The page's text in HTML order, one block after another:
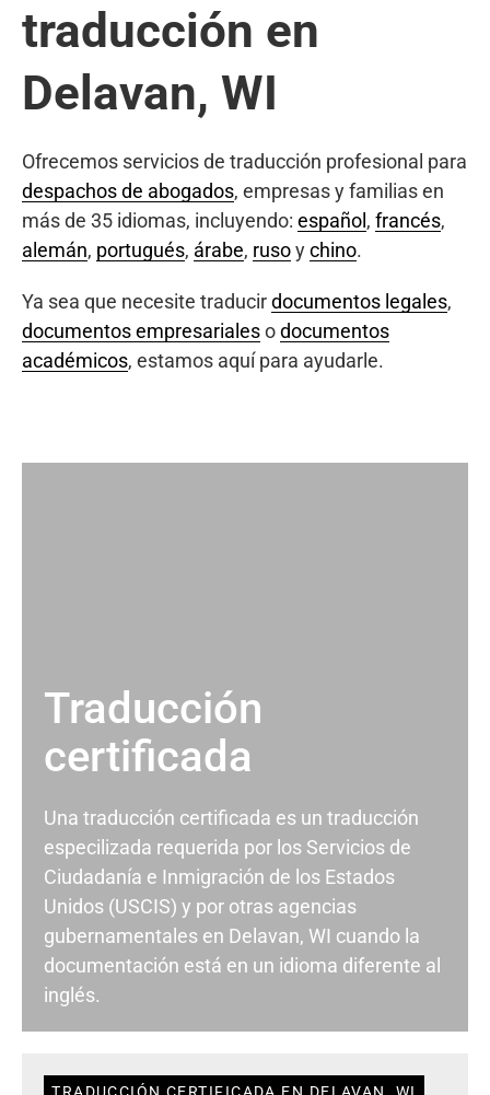
traducción en
Delavan, WI
Ofrecemos servicios de traducción profesional para
despachos de abogados, empresas y familias en
más de 35 idiomas, incluyendo: español , francés,
alemán, portugués, árabe, rusoychino.
Ya sea que necesite traducirdocumentos legales,
documentos empresarialesodocumentos
académicos, estamos aquí para ayudarle.
Traducción
certificada
Una traducción certificada es un traducción
especilizada requerida por los Servicios de
Ciudadanía e Inmigración de los Estados
Unidos (USCIS) y por otras agencias
gubernamentales en Delavan, WI cuando la
documentación está en un idioma diferente al
inglés.